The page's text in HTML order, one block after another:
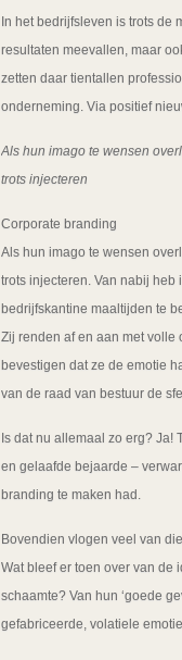
In het bedrijfsleven is trots de
resultaten meevallen, maar
zetten daar tientallen
onderneming. Via positief
Als hun imago te wensen
trots injecteren
Corporate branding
Als hun imago te wensen
trots injecteren. Van nabij
bedrijfskantine maaltijden te
Zij renden af en aan met volle
bevestigen dat ze de emotie
van de raad van bestuur de
Is dat nu allemaal zo erg? Ja!
en gelaafde bejaarde –
branding te maken had.
Bovendien vlogen veel van
Wat bleef er toen over van de
schaamte? Van hun ‘goede
gefabriceerde, volatiele